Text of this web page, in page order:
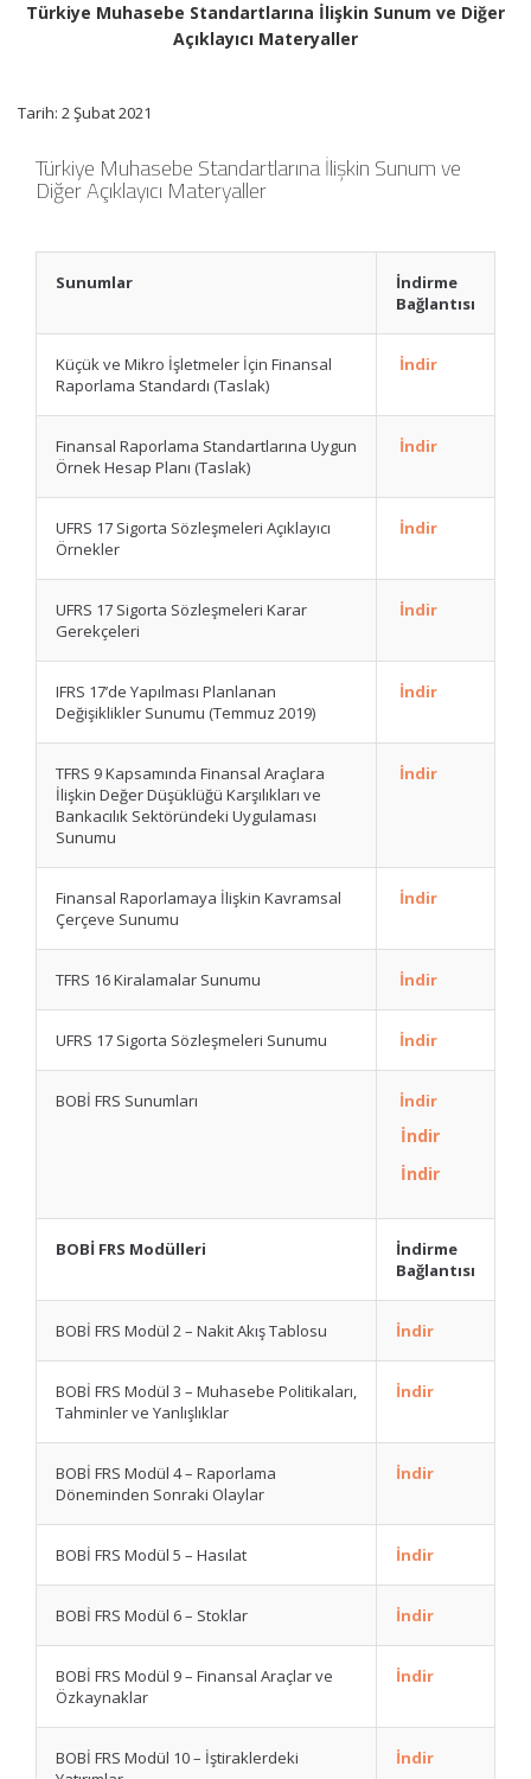
Türkiye Muhasebe Standartlarına İlişkin Sunum ve Diğer
Açıklayıcı Materyaller
Tarih: 2 Şubat 2021
Türkiye Muhasebe Standartlarına İlişkin Sunum ve
Diğer Açıklayıcı Materyaller
Sunumlar
İndirme
Bağlantısı
Küçük ve Mikro İşletmeler İçin Finansal
Raporlama Standardı (Taslak)
İndir
Finansal Raporlama Standartlarına Uygun
Örnek Hesap Planı (Taslak)
İndir
UFRS 17 Sigorta Sözleşmeleri Açıklayıcı
Örnekler
İndir
UFRS 17 Sigorta Sözleşmeleri Karar
Gerekçeleri
İndir
IFRS 17’de Yapılması Planlanan
Değişiklikler Sunumu (Temmuz 2019)
İndir
TFRS 9 Kapsamında Finansal Araçlara
İlişkin Değer Düşüklüğü Karşılıkları ve
Bankacılık Sektöründeki Uygulaması
Sunumu
İndir
Finansal Raporlamaya İlişkin Kavramsal
Çerçeve Sunumu
İndir
TFRS 16 Kiralamalar Sunumu İndir
UFRS 17 Sigorta Sözleşmeleri Sunumu İndir
BOBİ FRS Sunumları İndir
İndir
İndir
BOBİ FRS Modülleri
İndirme
Bağlantısı
BOBİ FRS Modül 2 – Nakit Akış Tablosu İndir
BOBİ FRS Modül 3 – Muhasebe Politikaları,
Tahminler ve Yanlışlıklar
İndir
BOBİ FRS Modül 4 – Raporlama
Döneminden Sonraki Olaylar
İndir
BOBİ FRS Modül 5 – Hasılat İndir
BOBİ FRS Modül 6 – Stoklar İndir
BOBİ FRS Modül 9 – Finansal Araçlar ve
Özkaynaklar
İndir
BOBİ FRS Modül 10 – İştiraklerdeki
İndir